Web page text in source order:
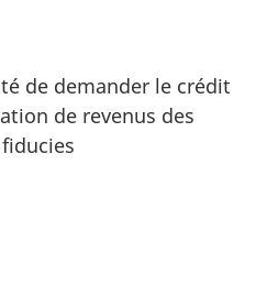
de demander le crédit
de revenus des